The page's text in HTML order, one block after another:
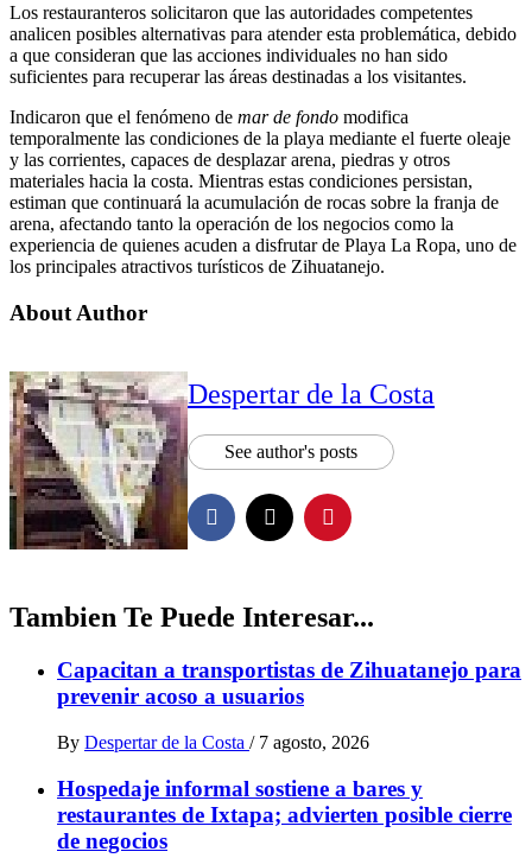
Los restauranteros solicitaron que las autoridades competentes
analicen posibles alternativas para atender esta problemática, debido
a que consideran que las acciones individuales no han sido
suficientes para recuperar las áreas destinadas a los visitantes.
Indicaron que el fenómeno de mar de fondo modifica
temporalmente las condiciones de la playa mediante el fuerte oleaje
y las corrientes, capaces de desplazar arena, piedras y otros
materiales hacia la costa. Mientras estas condiciones persistan,
estiman que continuará la acumulación de rocas sobre la franja de
arena, afectando tanto la operación de los negocios como la
experiencia de quienes acuden a disfrutar de Playa La Ropa, uno de
los principales atractivos turísticos de Zihuatanejo.
About Author
Despertar de la Costa
See author's posts
Tambien Te Puede Interesar...
Capacitan a transportistas de Zihuatanejo para
prevenir acoso a usuarios
By Despertar de la Costa / 7 agosto, 2026
Hospedaje informal sostiene a bares y
restaurantes de Ixtapa; advierten posible cierre
de negocios